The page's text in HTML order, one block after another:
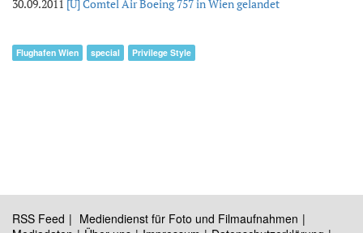
30.09.2011 [U] Comtel Air Boeing 757 in Wien gelandet
Flughafen Wien special Privilege Style
RSS Feed
Mediendienst für Foto und Filmaufnahmen